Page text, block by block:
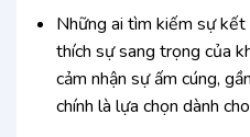
Những ai tìm kiếm sự
thích sự sang trọng của
cảm nhận sự ấm cúng,
chính là lựa chọn dành